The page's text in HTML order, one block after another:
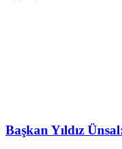
Başkan Yıldız